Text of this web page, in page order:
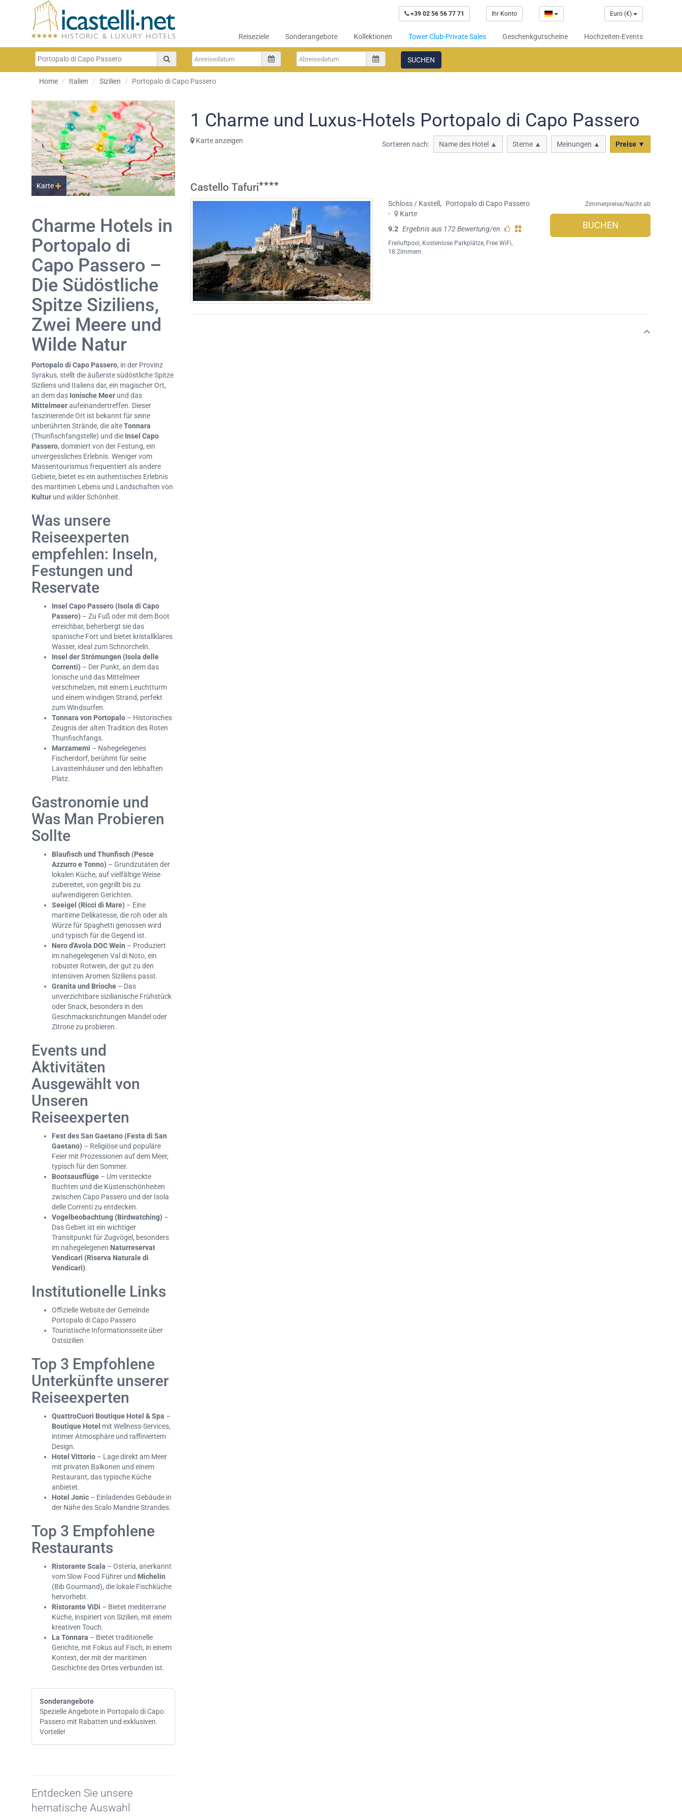
+39 02 56 56 77 71 Ihr Konto Euro (€)
Reiseziele Sonderangebote Kollektionen Tower Club-Private Sales Geschenkgutscheine Hochzeiten-Events
SUCHEN
Home Italien Sizilien Portopalo di Capo Passero
Karte
Charme Hotels in
Portopalo di
Capo Passero –
Die Südöstliche
Spitze Siziliens,
Zwei Meere und
Wilde Natur
Portopalo di Capo Passero, in der Provinz
Syrakus, stellt die äußerste südöstliche Spitze
Siziliens und Italiens dar, ein magischer Ort,
an dem das Ionische Meer und das
Mittelmeeraufeinandertreffen. Dieser
faszinierende Ort ist bekannt für seine
unberührten Strände, die alteTonnara
(Thunfischfangstelle) und die Insel Capo
Passero, dominiert von der Festung, ein
unvergessliches Erlebnis. Weniger vom
Massentourismus frequentiert als andere
Gebiete, bietet es ein authentisches Erlebnis
des maritimen Lebens und Landschaften von
Kultur und wilder Schönheit.
Was unsere
Reiseexperten
empfehlen: Inseln,
Festungen und
Reservate
Insel Capo Passero (Isola di Capo
Passero) – Zu Fuß oder mit dem Boot
erreichbar, beherbergt sie das
spanische Fort und bietet kristallklares
Wasser, ideal zum Schnorcheln.
Insel der Strömungen (Isola delle
Correnti) – Der Punkt, an dem das
Ionische und das Mittelmeer
verschmelzen, mit einem Leuchtturm
und einem windigen Strand, perfekt
zum Windsurfen.
Tonnara von Portopalo – Historisches
Zeugnis der alten Tradition des Roten
Thunfischfangs.
Marzamemi – Nahegelegenes
Fischerdorf, berühmt für seine
Lavasteinhäuser und den lebhaften
Platz.
Gastronomie und
Was Man Probieren
Sollte
Blaufisch und Thunfisch (Pesce
Azzurro e Tonno) – Grundzutaten der
lokalen Küche, auf vielfältige Weise
zubereitet, von gegrillt bis zu
aufwendigeren Gerichten.
Seeigel (Ricci di Mare) – Eine
maritime Delikatesse, die roh oder als
Würze für Spaghetti genossen wird
und typisch für die Gegend ist.
Nero d'Avola DOC Wein – Produziert
im nahegelegenen Val di Noto, ein
robuster Rotwein, der gut zu den
intensiven Aromen Siziliens passt.
Granita und Brioche – Das
unverzichtbare sizilianische Frühstück
oder Snack, besonders in den
Geschmacksrichtungen Mandel oder
Zitrone zu probieren.
Events und
Aktivitäten
Ausgewählt von
Unseren
Reiseexperten
Fest des San Gaetano (Festa di San
Gaetano) – Religiöse und populäre
Feier mit Prozessionen auf dem Meer,
typisch für den Sommer.
Bootsausflüge – Um versteckte
Buchten und die Küstenschönheiten
zwischen Capo Passero und der Isola
delle Correnti zu entdecken.
Vogelbeobachtung (Birdwatching) –
Das Gebiet ist ein wichtiger
Transitpunkt für Zugvögel, besonders
im nahegelegenen Naturreservat
Vendicari (Riserva Naturale di
Vendicari).
Institutionelle Links
Offizielle Website der Gemeinde
Portopalo di Capo Passero
Touristische Informationsseite über
Ostsizilien
Top 3 Empfohlene
Unterkünfte unserer
Reiseexperten
QuattroCuori Boutique Hotel & Spa –
Boutique Hotel mit Wellness-Services,
intimer Atmosphäre und raffiniertem
Design.
Hotel Vittorio – Lage direkt am Meer
mit privaten Balkonen und einem
Restaurant, das typische Küche
anbietet.
Hotel Jonic – Einladendes Gebäude in
der Nähe des Scalo Mandrie Strandes.
Top 3 Empfohlene
Restaurants
Ristorante Scala – Osteria, anerkannt
vom Slow Food Führer und Michelin
(Bib Gourmand), die lokale Fischküche
hervorhebt.
Ristorante ViDi – Bietet mediterrane
Küche, inspiriert von Sizilien, mit einem
kreativen Touch.
La Tonnara – Bietet traditionelle
Gerichte, mit Fokus auf Fisch, in einem
Kontext, der mit der maritimen
Geschichte des Ortes verbunden ist.
Sonderangebote
Spezielle Angebote in Portopalo di Capo
Passero mit Rabatten und exklusiven
Vorteile!
Entdecken Sie unsere
hematische Auswahl
1 Charme und Luxus-Hotels Portopalo di Capo Passero
Karte anzeigen Sortieren nach: Name des Hotel ▲ Sterne ▲ Meinungen ▲ Preise ▼
Castello Tafuri
Schloss / Kastell ,
Portopalo di Capo Passero
-
Karte
9.2 Ergebnis aus 172 Bewertung/en
Freiluftpool, Kostenlose Parkplätze, Free WiFi,
18 Zimmern
Zimmerpreise/Nacht ab
BUCHEN